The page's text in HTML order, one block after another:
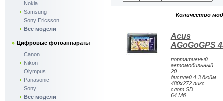
Количество
Acus
AGoGoGPS
портативный
автомобильный
20
дисплей 4.3 дюйм.
480x272 пикс.
слот SD
64 Мб
Nokia
Samsung
Sony Ericsson
Все модели
Цифровые фотоаппараты
Canon
Nikon
Olympus
Panasonic
Sony
Все модели